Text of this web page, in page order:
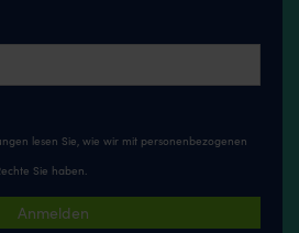
lesen Sie, wie wir mit personenbezogenen
Sie haben.
Anmelden